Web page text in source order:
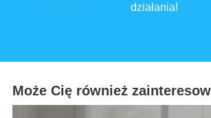
działania!
Może Cię również